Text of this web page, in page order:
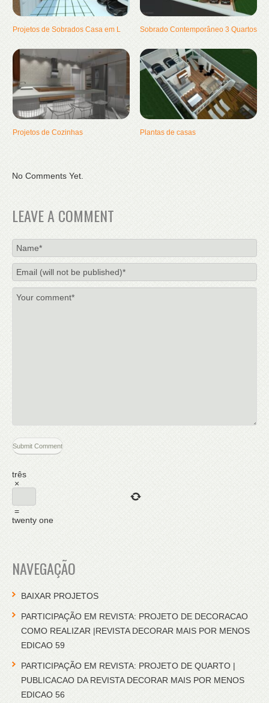
Projetos de Sobrados Casa em L Sobrado Contemporâneo 3 Quartos
Projetos de Cozinhas Plantas de casas
No Comments Yet.
LEAVE A COMMENT
três
×
=
twenty one
NAVEGAÇÃO
BAIXAR PROJETOS
PARTICIPAÇÃO EM REVISTA: PROJETO DE DECORACAO
COMO REALIZAR |REVISTA DECORAR MAIS POR MENOS
EDICAO 59
PARTICIPAÇÃO EM REVISTA: PROJETO DE QUARTO |
PUBLICACAO DA REVISTA DECORAR MAIS POR MENOS
EDICAO 56